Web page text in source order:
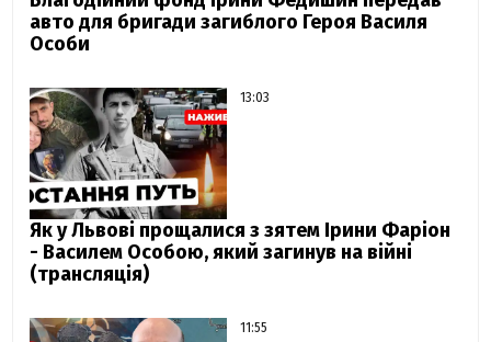
авто для бригади загиблого Героя Василя
Особи
13:03
Як у Львові прощалися з зятем Ірини Фаріон
- Василем Особою, який загинув на війні
(трансляція)
11:55